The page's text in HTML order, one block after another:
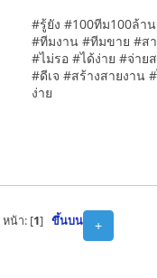
#รู้ยัง #100ทีม100ล้า
#ทีมงาน #ทีมขาย #ส
#ไม่รอ #ได้ง่าย #จ่า
#ดีเจ #สร้างสายงาน
ง่าย
+
หน้า: [1] ขึ้นบน